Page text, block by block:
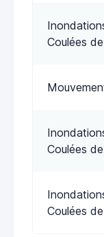
Coulées
Coulées
Coulées